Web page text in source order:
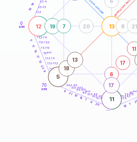
generazione femminile
0
anni
60
70
anni
1-2,5
2,5-3,5
3,5-4
56-57,5
57,5-58,5
58,5-59
61-62,5
62,5-63,5
63,5-64
66-67,5
67,5-68,5
68,5-69
71-72,5
72,5-73,5
73,5-74
76-77,5
77,5-78,5
78,5-79
10
16
21
7
18
20
9
7
16
10
21
8
9
22
12
17
10
11
5
12
11
13
5 6
17
11
19
17
7 8 21
20
18
13
55
65anni
75anni